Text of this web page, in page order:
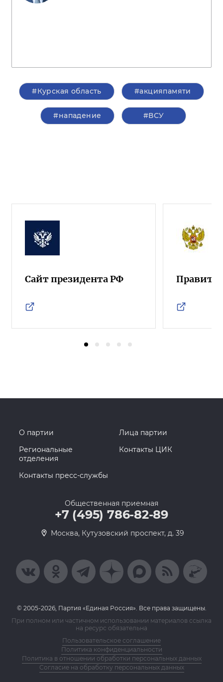
#Курская область #акцияпамяти
#нападение #ВСУ
Сайт президента РФ
О партии
Лица партии
Региональные
отделения
Контакты ЦИК
Контакты пресс-службы
Общественная приемная
+7 (495) 786-82-89
Москва, Кутузовский проспект, д. 39
© 2005-2026, Партия «Единая Россия». Все права защищены.
При полном или частичном использовании материалов ссылка
на ресурс обязательна
Пользовательское соглашение
Политика конфиденциальности
Политика в отношении обработки персональных данных
Согласие на обработку персональных данных